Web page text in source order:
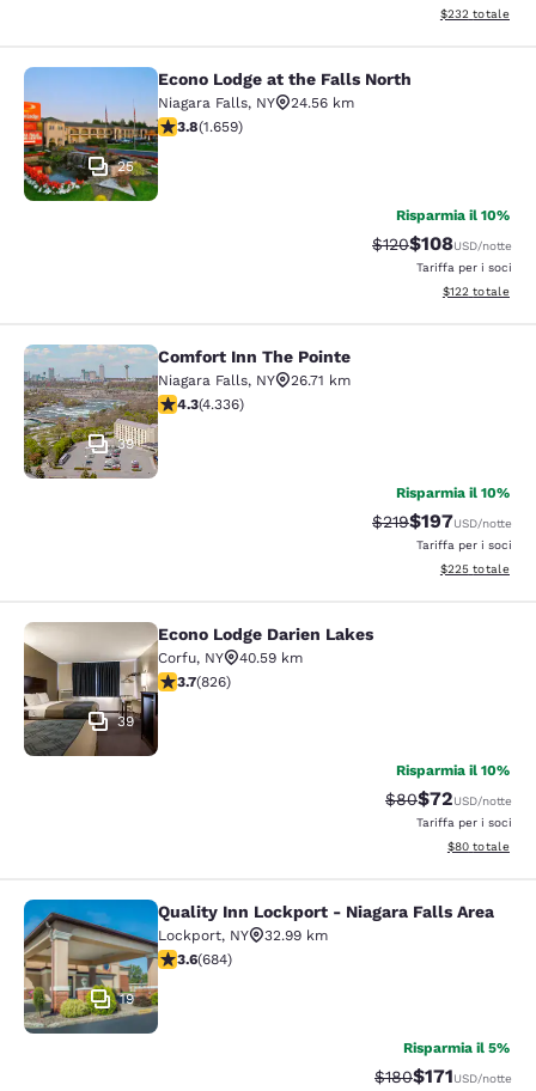
Visualizza i
$232 totale
Econo Lodge at the Falls North
25
Econo Lodge at the Falls North
Niagara Falls, NY
24.56 km
Valutazione di 3.77 stelle. Buono. 1659 recensioni
3.8(1.659)
Risparmia il 10%
Tariffa di barratura:
$120Tariffa
$108USD/notte
Tariffa per i soci
Visualizza i
$122 totale
Comfort Inn The Pointe
39
Comfort Inn The Pointe
Niagara Falls, NY
26.71 km
Valutazione di 4.3 stelle. Ottimo. 4336 recensioni
4.3(4.336)
Risparmia il 10%
Tariffa di barratura:
$219Tariffa
$197USD/notte
Tariffa per i soci
Visualizza i
$225 totale
Econo Lodge Darien Lakes
39
Econo Lodge Darien Lakes
Corfu, NY
40.59 km
Valutazione di 3.69 stelle. Buono. 826 recensioni
3.7(826)
Risparmia il 10%
Tariffa di
$80Tariffa
$72USD/notte
Tariffa per i soci
Visualizza i
$80 totale
Quality Inn Lockport - Niagara Falls
19
Quality Inn Lockport - Niagara Falls Area
Lockport, NY
32.99 km
Valutazione di 3.58 stelle. Buono. 684 recensioni
3.6(684)
Risparmia il 5%
Tariffa di barratura:
$180Tariffa
$171USD/notte